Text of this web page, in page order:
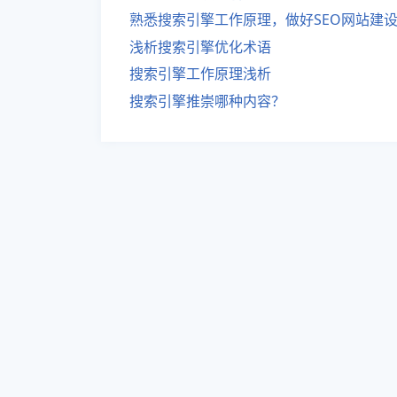
熟悉搜索引擎工作原理，做好SEO网站建设
浅析搜索引擎优化术语
搜索引擎工作原理浅析
搜索引擎推崇哪种内容？